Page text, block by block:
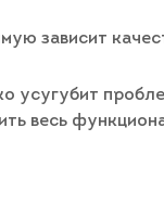
зависит
усугубит
весь